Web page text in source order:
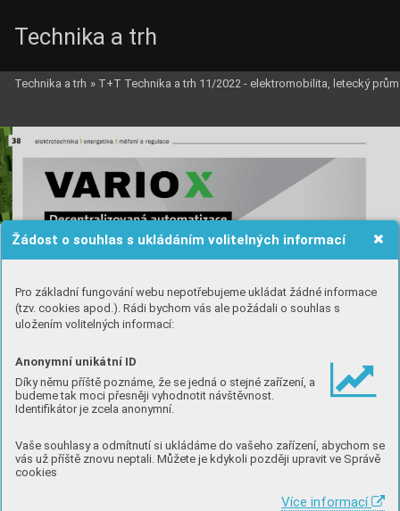
Žádost o souhlas s ukládáním volitelných informací
Pro základní fungování webu nepotřebujeme ukládat žádné informace
(tzv. cookies apod.). Rádi bychom vás ale požádali o souhlas s
uložením volitelných informací:
Anonymní unikátní ID
Díky němu příště poznáme, že se jedná o stejné zařízení, a
budeme tak moci přesněji vyhodnotit návštěvnost.
Identifikátor je zcela anonymní.
Vaše souhlasy a odmítnutí si ukládáme do vašeho zařízení, abychom se
vás už příště znovu neptali. Můžete je kdykoli později upravit ve Správě
cookies
Více informací
Technika a trh
Technika a trh » T+T Technika a trh 11/2022 - elektromobilita, letecký